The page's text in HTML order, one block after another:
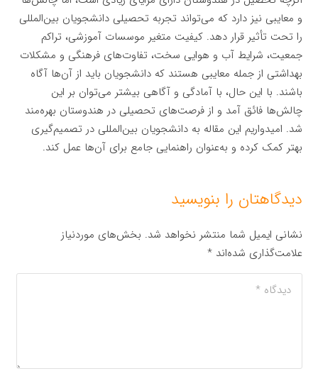
و معایبی نیز دارد که می‌تواند تجربه تحصیلی دانشجویان بین‌المللی
را تحت تأثیر قرار دهد. کیفیت متغیر موسسات آموزشی، تراکم
جمعیت، شرایط آب و هوایی سخت، تفاوت‌های فرهنگی و مشکلات
بهداشتی از جمله معایبی هستند که دانشجویان باید از آن‌ها آگاه
باشند. با این حال، با آمادگی و آگاهی بیشتر می‌توان بر این
چالش‌ها فائق آمد و از فرصت‌های تحصیلی در هندوستان بهره‌مند
شد. امیدواریم این مقاله به دانشجویان بین‌المللی در تصمیم‌گیری
بهتر کمک کرده و به‌عنوان راهنمایی جامع برای آن‌ها عمل کند.
دیدگاهتان را بنویسید
نشانی ایمیل شما منتشر نخواهد شد. بخش‌های موردنیاز
علامت‌گذاری شده‌اند*